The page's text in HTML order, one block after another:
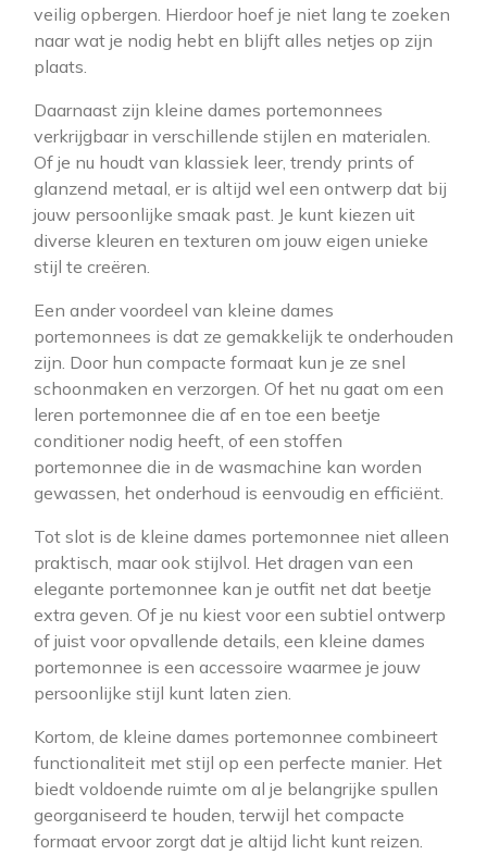
veilig opbergen. Hierdoor hoef je niet lang te zoeken
naar wat je nodig hebt en blijft alles netjes op zijn
plaats.
Daarnaast zijn kleine dames portemonnees
verkrijgbaar in verschillende stijlen en materialen.
Of je nu houdt van klassiek leer, trendy prints of
glanzend metaal, er is altijd wel een ontwerp dat bij
jouw persoonlijke smaak past. Je kunt kiezen uit
diverse kleuren en texturen om jouw eigen unieke
stijl te creëren.
Een ander voordeel van kleine dames
portemonnees is dat ze gemakkelijk te onderhouden
zijn. Door hun compacte formaat kun je ze snel
schoonmaken en verzorgen. Of het nu gaat om een
leren portemonnee die af en toe een beetje
conditioner nodig heeft, of een stoffen
portemonnee die in de wasmachine kan worden
gewassen, het onderhoud is eenvoudig en efficiënt.
Tot slot is de kleine dames portemonnee niet alleen
praktisch, maar ook stijlvol. Het dragen van een
elegante portemonnee kan je outfit net dat beetje
extra geven. Of je nu kiest voor een subtiel ontwerp
of juist voor opvallende details, een kleine dames
portemonnee is een accessoire waarmee je jouw
persoonlijke stijl kunt laten zien.
Kortom, de kleine dames portemonnee combineert
functionaliteit met stijl op een perfecte manier. Het
biedt voldoende ruimte om al je belangrijke spullen
georganiseerd te houden, terwijl het compacte
formaat ervoor zorgt dat je altijd licht kunt reizen.